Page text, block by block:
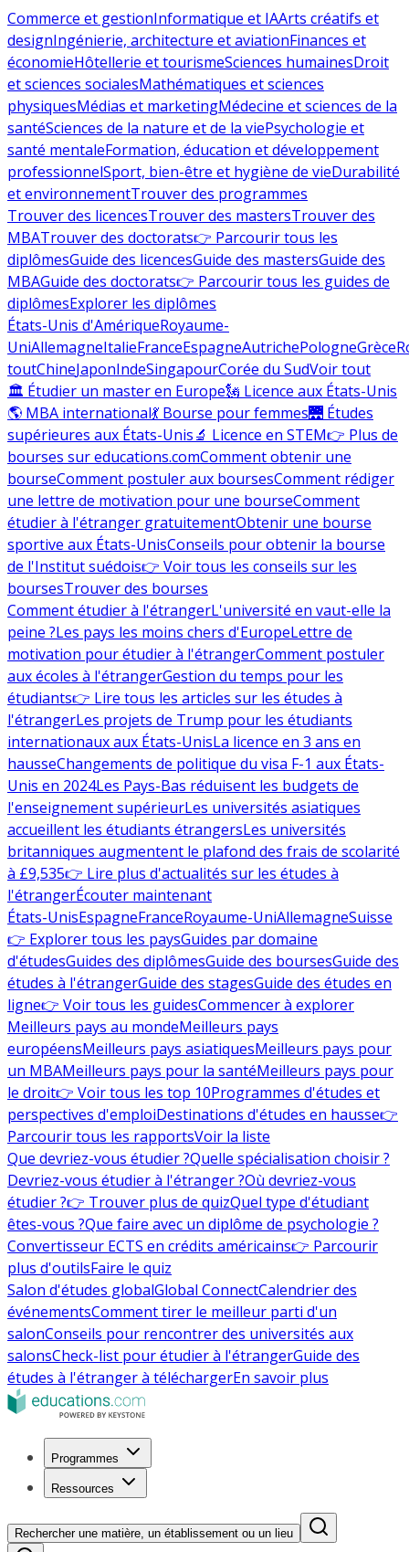
Commerce et gestionInformatique et IAArts créatifs et
designIngénierie, architecture et aviationFinances et
économieHôtellerie et tourismeSciences humainesDroit
et sciences socialesMathématiques et sciences
physiquesMédias et marketingMédecine et sciences de la
santéSciences de la nature et de la viePsychologie et
santé mentaleFormation, éducation et développement
professionnelSport, bien-être et hygiène de vieDurabilité
et environnementTrouver des programmes
Trouver des licencesTrouver des mastersTrouver des
MBATrouver des doctorats👉 Parcourir tous les
diplômesGuide des licencesGuide des mastersGuide des
MBAGuide des doctorats👉 Parcourir tous les guides de
diplômesExplorer les diplômes
États-Unis d'AmériqueRoyaume-
UniAllemagneItalieFranceEspagneAutrichePologneGrèce
toutChineJaponIndeSingapourCorée du SudVoir tout
🏛 Étudier un master en Europe🗽 Licence aux États-Unis
🌎 MBA international💃 Bourse pour femmes🌉 Études
supérieures aux États-Unis🔬 Licence en STEM👉 Plus de
bourses sur educations.comComment obtenir une
bourseComment postuler aux boursesComment rédiger
une lettre de motivation pour une bourseComment
étudier à l'étranger gratuitementObtenir une bourse
sportive aux États-UnisConseils pour obtenir la bourse
de l'Institut suédois👉 Voir tous les conseils sur les
boursesTrouver des bourses
Comment étudier à l'étrangerL'université en vaut-elle la
peine ?Les pays les moins chers d'EuropeLettre de
motivation pour étudier à l'étrangerComment postuler
aux écoles à l'étrangerGestion du temps pour les
étudiants👉 Lire tous les articles sur les études à
l'étrangerLes projets de Trump pour les étudiants
internationaux aux États-UnisLa licence en 3 ans en
hausseChangements de politique du visa F-1 aux États-
Unis en 2024Les Pays-Bas réduisent les budgets de
l'enseignement supérieurLes universités asiatiques
accueillent les étudiants étrangersLes universités
britanniques augmentent le plafond des frais de scolarité
à £9,535👉 Lire plus d'actualités sur les études à
l'étrangerÉcouter maintenant
États-UnisEspagneFranceRoyaume-UniAllemagneSuisse
👉 Explorer tous les paysGuides par domaine
d'étudesGuides des diplômesGuide des boursesGuide des
études à l'étrangerGuide des stagesGuide des études en
ligne👉 Voir tous les guidesCommencer à explorer
Meilleurs pays au mondeMeilleurs pays
européensMeilleurs pays asiatiquesMeilleurs pays pour
un MBAMeilleurs pays pour la santéMeilleurs pays pour
le droit👉 Voir tous les top 10Programmes d'études et
perspectives d'emploiDestinations d'études en hausse👉
Parcourir tous les rapportsVoir la liste
Que devriez-vous étudier ?Quelle spécialisation choisir ?
Devriez-vous étudier à l'étranger ?Où devriez-vous
étudier ?👉 Trouver plus de quizQuel type d'étudiant
êtes-vous ?Que faire avec un diplôme de psychologie ?
Convertisseur ECTS en crédits américains👉 Parcourir
plus d'outilsFaire le quiz
Salon d'études globalGlobal ConnectCalendrier des
événementsComment tirer le meilleur parti d'un
salonConseils pour rencontrer des universités aux
salonsCheck-list pour étudier à l'étrangerGuide des
études à l'étranger à téléchargerEn savoir plus
Programmes
Ressources
Rechercher une matière, un établissement ou un lieu